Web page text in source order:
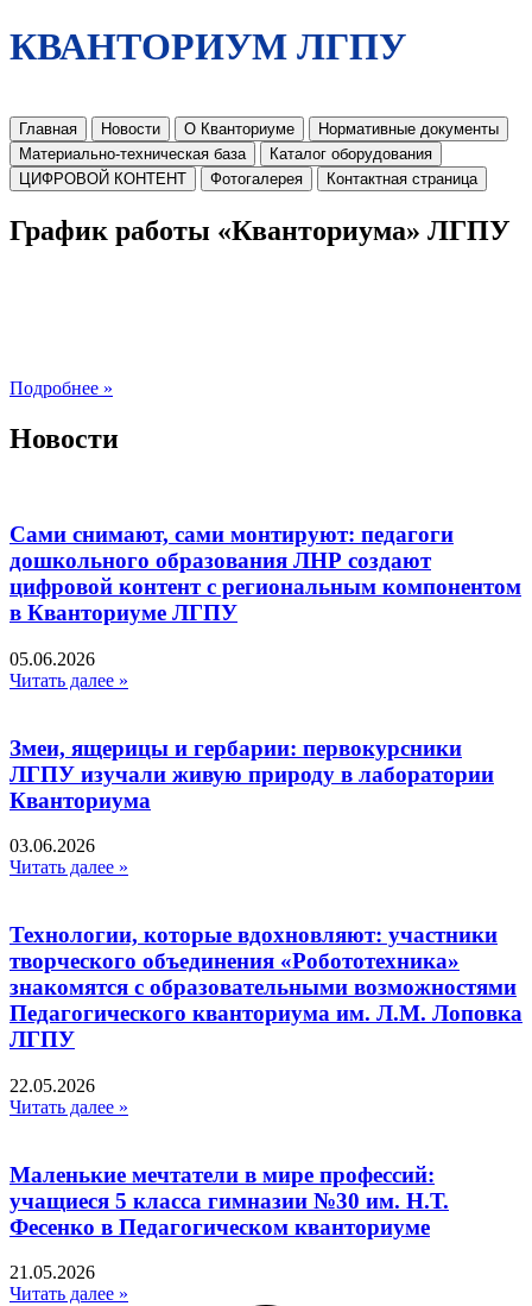
КВАНТОРИУМ ЛГПУ
Главная Новости О Кванториуме
Нормативные документы
Материально-техническая база
Каталог оборудования
ЦИФРОВОЙ КОНТЕНТ
Фотогалерея Контактная страница
График работы «Кванториума» ЛГПУ
Подробнее »
Новости
Сами снимают, сами монтируют: педагоги
дошкольного образования ЛНР создают
цифровой контент с региональным компонентом
в Кванториуме ЛГПУ​
05.06.2026
Читать далее »
Змеи, ящерицы и гербарии: первокурсники
ЛГПУ изучали живую природу в лаборатории
Кванториума
03.06.2026
Читать далее »
Технологии, которые вдохновляют: участники
творческого объединения «Робототехника»
знакомятся с образовательными возможностями
Педагогического кванториума им. Л.М. Лоповка
ЛГПУ
22.05.2026
Читать далее »
Маленькие мечтатели в мире профессий:
учащиеся 5 класса гимназии №30 им. Н.Т.
Фесенко в Педагогическом кванториуме
21.05.2026
Читать далее »